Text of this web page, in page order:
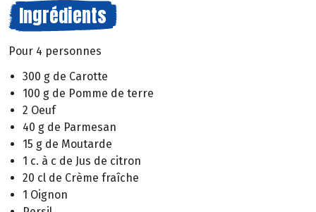
Ingrédients
Pour 4 personnes
300 g de Carotte
100 g de Pomme de terre
2 Oeuf
40 g de Parmesan
15 g de Moutarde
1 c. à c de Jus de citron
20 cl de Crème fraîche
1 Oignon